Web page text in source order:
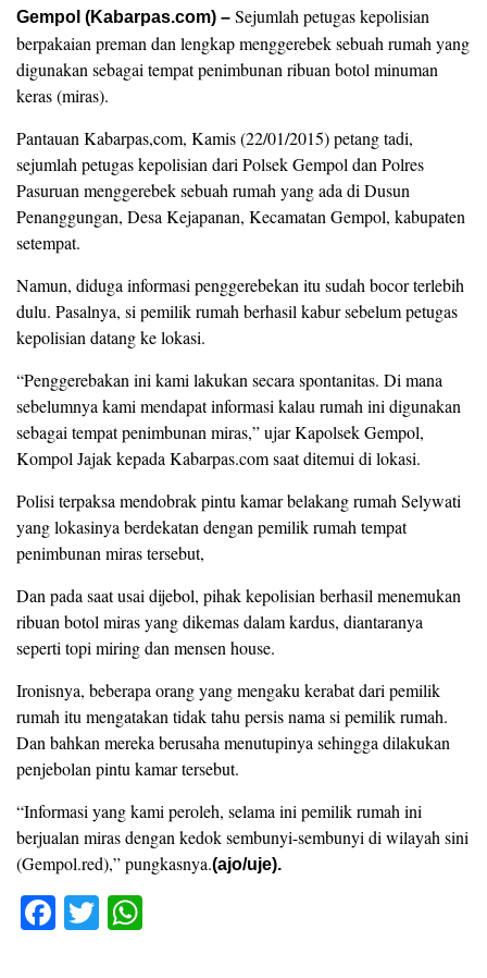
Gempol (Kabarpas.com) – Sejumlah petugas kepolisian
berpakaian preman dan lengkap menggerebek sebuah rumah yang
digunakan sebagai tempat penimbunan ribuan botol minuman
keras (miras).
Pantauan Kabarpas,com, Kamis (22/01/2015) petang tadi,
sejumlah petugas kepolisian dari Polsek Gempol dan Polres
Pasuruan menggerebek sebuah rumah yang ada di Dusun
Penanggungan, Desa Kejapanan, Kecamatan Gempol, kabupaten
setempat.
Namun, diduga informasi penggerebekan itu sudah bocor terlebih
dulu. Pasalnya, si pemilik rumah berhasil kabur sebelum petugas
kepolisian datang ke lokasi.
“Penggerebakan ini kami lakukan secara spontanitas. Di mana
sebelumnya kami mendapat informasi kalau rumah ini digunakan
sebagai tempat penimbunan miras,” ujar Kapolsek Gempol,
Kompol Jajak kepada Kabarpas.com saat ditemui di lokasi.
Polisi terpaksa mendobrak pintu kamar belakang rumah Selywati
yang lokasinya berdekatan dengan pemilik rumah tempat
penimbunan miras tersebut,
Dan pada saat usai dijebol, pihak kepolisian berhasil menemukan
ribuan botol miras yang dikemas dalam kardus, diantaranya
seperti topi miring dan mensen house.
Ironisnya, beberapa orang yang mengaku kerabat dari pemilik
rumah itu mengatakan tidak tahu persis nama si pemilik rumah.
Dan bahkan mereka berusaha menutupinya sehingga dilakukan
penjebolan pintu kamar tersebut.
“Informasi yang kami peroleh, selama ini pemilik rumah ini
berjualan miras dengan kedok sembunyi-sembunyi di wilayah sini
(Gempol.red),” pungkasnya.(ajo/uje).
F
T